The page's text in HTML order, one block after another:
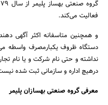
فعالیت می‌کند.
و همچنین متاسفانه اکثر آگهی
دستگاه ظروف یکبارمصرف واسطه
نداشته و حتی نام شرکت و یا نام
درهیچ اداره و سازمانی ثبت شده
معرفی گروه صنعتی بهسازان پلیمر